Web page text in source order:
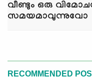
വീണ്ടും ഒരു
സമയമാവുന്നുവോ
RECOMMENDED